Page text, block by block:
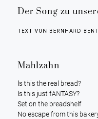
Der Song zu
TEXT VON BERNHARD
Mahlzahn
ls this the real bread?
ls this just fANTASY?
Set on the breadshelf
No escape from this